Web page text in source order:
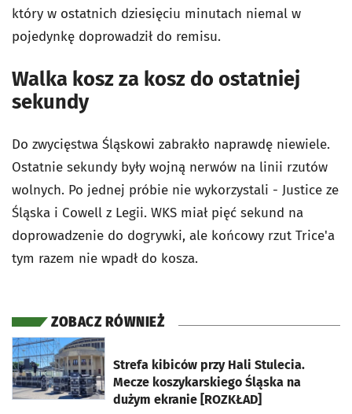
który w ostatnich dziesięciu minutach niemal w
pojedynkę doprowadził do remisu.
Walka kosz za kosz do ostatniej
sekundy
Do zwycięstwa Śląskowi zabrakło naprawdę niewiele.
Ostatnie sekundy były wojną nerwów na linii rzutów
wolnych. Po jednej próbie nie wykorzystali - Justice ze
Śląska i Cowell z Legii. WKS miał pięć sekund na
doprowadzenie do dogrywki, ale końcowy rzut Trice'a
tym razem nie wpadł do kosza.
ZOBACZ RÓWNIEŻ
Strefa kibiców przy Hali Stulecia.
Mecze koszykarskiego Śląska na
dużym ekranie [ROZKŁAD]
otworzy się w nowej karcie